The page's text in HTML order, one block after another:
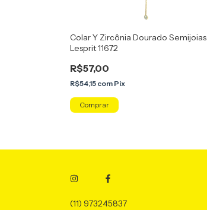
Colar Y Zircônia Dourado Semijoias
Lesprit 11672
R$57,00
R$54,15 com Pix
(11) 973245837